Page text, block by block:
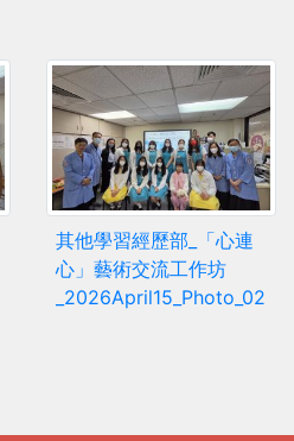
其他學習經歷部_「心連
心」藝術交流工作坊
_2026April15_Photo_02